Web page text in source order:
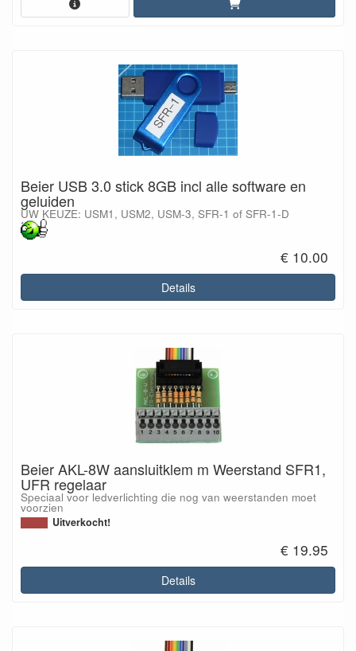
Beier USB 3.0 stick 8GB incl alle software en
geluiden
UW KEUZE: USM1, USM2, USM-3, SFR-1 of SFR-1-D
€ 10.00
Details
Beier AKL-8W aansluitklem m Weerstand SFR1,
UFR regelaar
Speciaal voor ledverlichting die nog van weerstanden moet
voorzien
Uitverkocht!
€ 19.95
Details